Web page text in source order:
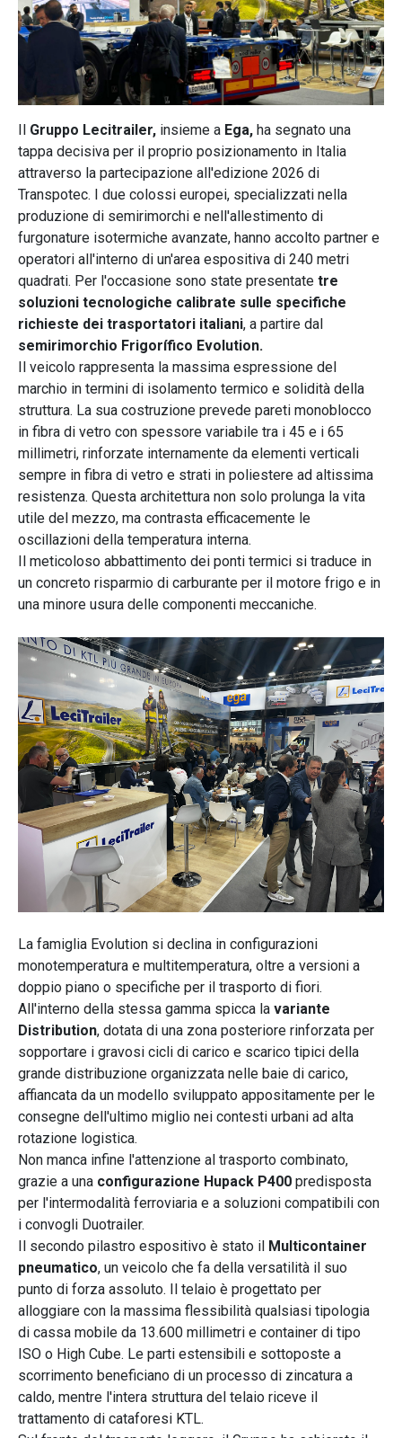
Il Gruppo Lecitrailer, insieme a Ega, ha segnato una
tappa decisiva per il proprio posizionamento in Italia
attraverso la partecipazione all'edizione 2026 di
Transpotec. I due colossi europei, specializzati nella
produzione di semirimorchi e nell'allestimento di
furgonature isotermiche avanzate, hanno accolto partner e
operatori all'interno di un'area espositiva di 240 metri
quadrati. Per l'occasione sono state presentate tre
soluzioni tecnologiche calibrate sulle specifiche
richieste dei trasportatori italiani, a partire dal
semirimorchio Frigorífico Evolution.
Il veicolo rappresenta la massima espressione del
marchio in termini di isolamento termico e solidità della
struttura. La sua costruzione prevede pareti monoblocco
in fibra di vetro con spessore variabile tra i 45 e i 65
millimetri, rinforzate internamente da elementi verticali
sempre in fibra di vetro e strati in poliestere ad altissima
resistenza. Questa architettura non solo prolunga la vita
utile del mezzo, ma contrasta efficacemente le
oscillazioni della temperatura interna.
Il meticoloso abbattimento dei ponti termici si traduce in
un concreto risparmio di carburante per il motore frigo e in
una minore usura delle componenti meccaniche.
La famiglia Evolution si declina in configurazioni
monotemperatura e multitemperatura, oltre a versioni a
doppio piano o specifiche per il trasporto di fiori.
All'interno della stessa gamma spicca la variante
Distribution, dotata di una zona posteriore rinforzata per
sopportare i gravosi cicli di carico e scarico tipici della
grande distribuzione organizzata nelle baie di carico,
affiancata da un modello sviluppato appositamente per le
consegne dell'ultimo miglio nei contesti urbani ad alta
rotazione logistica.
Non manca infine l'attenzione al trasporto combinato,
grazie a una configurazione Hupack P400 predisposta
per l'intermodalità ferroviaria e a soluzioni compatibili con
i convogli Duotrailer.
Il secondo pilastro espositivo è stato il Multicontainer
pneumatico, un veicolo che fa della versatilità il suo
punto di forza assoluto. Il telaio è progettato per
alloggiare con la massima flessibilità qualsiasi tipologia
di cassa mobile da 13.600 millimetri e container di tipo
ISO o High Cube. Le parti estensibili e sottoposte a
scorrimento beneficiano di un processo di zincatura a
caldo, mentre l'intera struttura del telaio riceve il
trattamento di cataforesi KTL.